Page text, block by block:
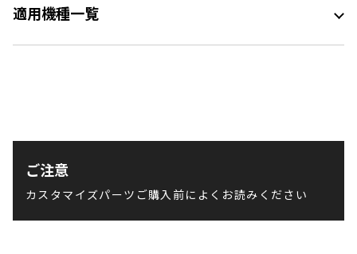
適用機種一覧
ご注意
カスタマイズパーツご購入前によくお読みください